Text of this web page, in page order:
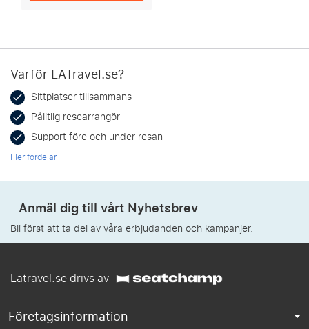
Varför LATravel.se?
Sittplatser tillsammans
Pålitlig researrangör
Support före och under resan
Fler fördelar
Anmäl dig till vårt Nyhetsbrev
Bli först att ta del av våra erbjudanden och kampanjer.
Latravel.se drivs av
Företagsinformation